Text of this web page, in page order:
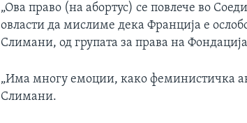
„Ова право (на абортус) се повлече во
овласти да мислиме дека Франција е
Слимани, од групата за права на
„Има многу емоции, како феминистичка
Слимани.